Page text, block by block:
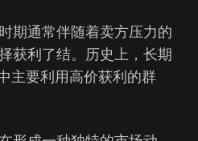
期通常伴随着卖方压力的
获利了结。历史上，长期
主要利用高价获利的群